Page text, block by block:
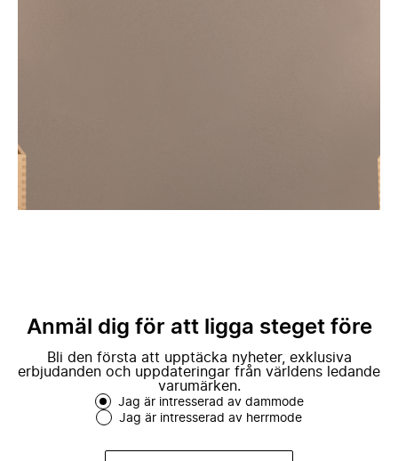
Anmäl dig för att ligga steget före
Bli den första att upptäcka nyheter, exklusiva
erbjudanden och uppdateringar från världens ledande
varumärken.
Jag är intresserad av dammode
Jag är intresserad av herrmode